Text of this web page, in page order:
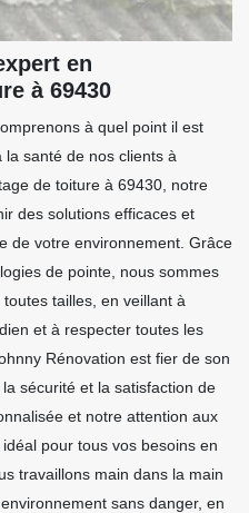
en
à 69430
à quel point il est
santé de nos clients à
de toiture à 69430, notre
des solutions efficaces et
de votre environnement. Grâce
de pointe, nous sommes
tailles, en veillant à
et à respecter toutes les
Rénovation est fier de son
sécurité et la satisfaction de
et notre attention aux
pour tous vos besoins en
travaillons main dans la main
sans danger, en